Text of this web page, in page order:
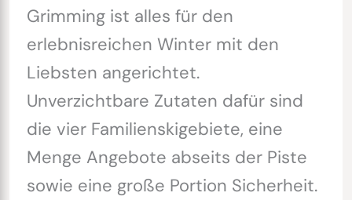
Grimming ist alles für den
erlebnisreichen Winter mit den
Liebsten angerichtet.
Unverzichtbare Zutaten dafür sind
die vier Familienskigebiete, eine
Menge Angebote abseits der Piste
sowie eine große Portion Sicherheit.